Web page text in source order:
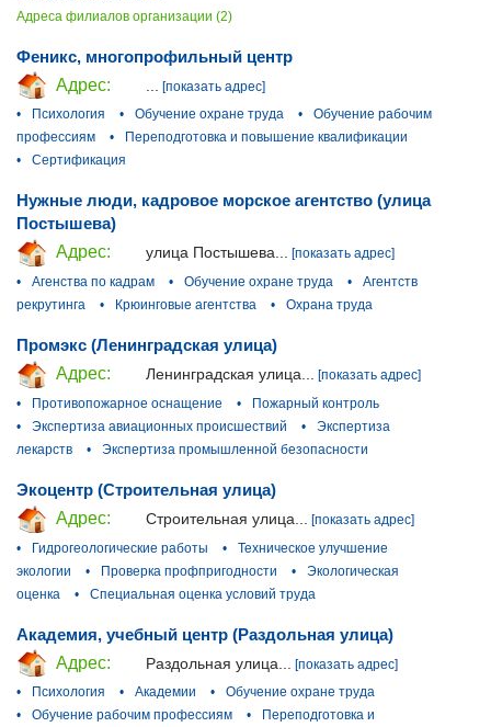
Адреса филиалов организации (2)
Феникс, многопрофильный центр
Адрес:
[показать адрес]
•
Психология • Обучение охране труда •
Обучение рабочим
профессиям
•
Переподготовка и повышение квалификации
•
Сертификация
Нужные люди, кадровое морское агентство (улица
Постышева)
Адрес:
улица Постышева... [показать адрес]
•
Агенства по кадрам • Обучение охране труда •
Агентств
рекрутинга
• Крюинговые агентства • Охрана труда
Промэкс (Ленинградская улица)
Адрес:
Ленинградская улица...
[показать адрес]
•
Противопожарное оснащение •
Пожарный контроль
•
Экспертиза авиационных происшествий •
Экспертиза
лекарств
• Экспертиза промышленной безопасности
Экоцентр (Строительная улица)
Адрес:
Строительная улица...
[показать адрес]
•
Гидрогеологические работы •
Техническое улучшение
экологии
• Проверка профпригодности •
Экологическая
оценка
• Специальная оценка условий труда
Академия, учебный центр (Раздольная улица)
Адрес:
Раздольная улица...
[показать адрес]
•
Психология • Академии •
Обучение охране труда
•
Обучение рабочим профессиям •
Переподготовка и